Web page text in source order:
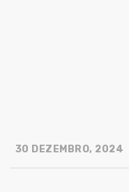
30 DEZEMBRO, 2024